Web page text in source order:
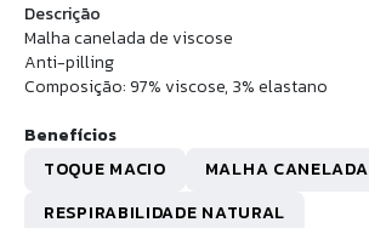
Descrição
Malha canelada de viscose
Anti-pilling
Composição: 97% viscose, 3% elastano
Benefícios
TOQUE MACIO
MALHA CANELADA
RESPIRABILIDADE NATURAL